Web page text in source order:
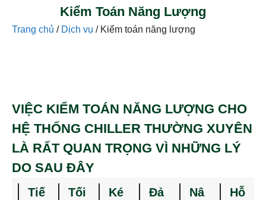
Kiểm Toán Năng Lượng
Trang chủ / Dịch vụ / Kiểm toán năng lượng
VIỆC KIỂM TOÁN NĂNG LƯỢNG CHO
HỆ THỐNG CHILLER THƯỜNG XUYÊN
LÀ RẤT QUAN TRỌNG VÌ NHỮNG LÝ
DO SAU ĐÂY
Tiế
Tối
Ké
Đả
Nâ
Hỗ